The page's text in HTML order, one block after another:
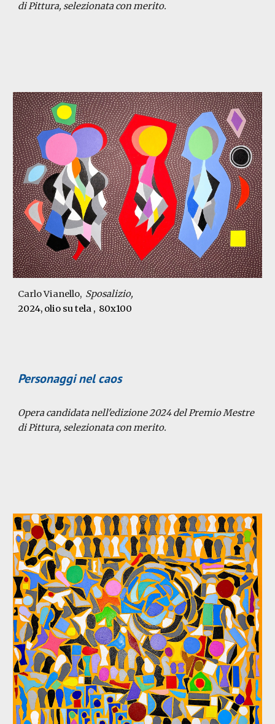
di Pittura, selezionata con merito.
Carlo Vianello, Sposalizio,
2024, olio su tela , 80x100
Personaggi nel caos
Opera candidatanell'edizione 2024 del Premio Mestre
di Pittura, selezionata con merito.